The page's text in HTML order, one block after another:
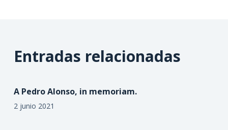
Entradas relacionadas
A Pedro Alonso, in memoriam.
2 junio 2021